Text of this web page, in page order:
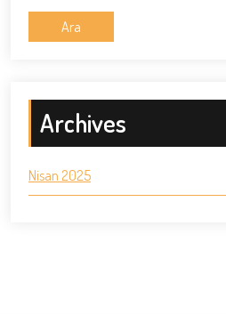
Archives
Nisan 2025